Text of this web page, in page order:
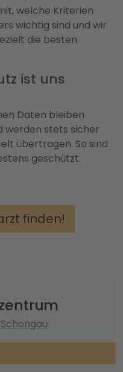
welche Kriterien
wichtig sind und wir
die besten
ist uns
Daten bleiben
werden stets sicher
übertragen. So sind
geschützt.
finden!